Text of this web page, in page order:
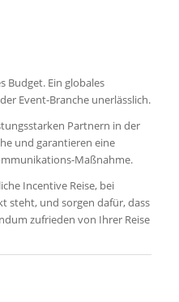
Budget. Ein globales
Event-Branche unerlässlich.
Partnern in der
und garantieren eine
Maßnahme.
Incentive Reise, bei
steht, und sorgen dafür, dass
zufrieden von Ihrer Reise